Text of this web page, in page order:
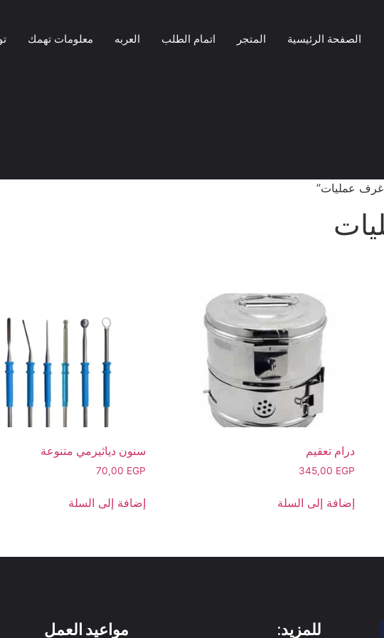
الصفحة الرئيسية المتجر اتمام الطلب العربه معلومات تهمك
عمليات”
درام تعقيم
345,00 EGP
إضافة إلى السلة
سنون دياثيرمي متنوعة
70,00 EGP
إضافة إلى السلة
للمزيد: مواعيد العمل